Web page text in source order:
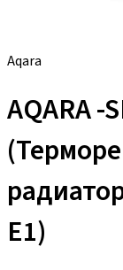
Aqara
AQARA -
E1)